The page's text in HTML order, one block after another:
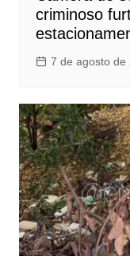
criminoso
7 de agosto de